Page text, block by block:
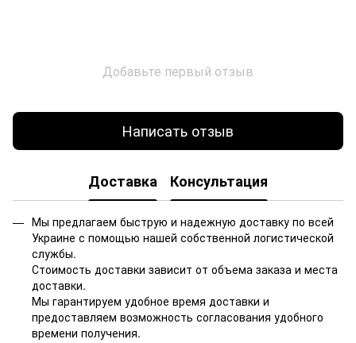
Добавьте первый отзыв
Написать отзыв
Доставка Консультация
Мы предлагаем быструю и надежную доставку по всей
Украине с помощью нашей собственной логистической
службы.
Стоимость доставки зависит от объема заказа и места
доставки.
Мы гарантируем удобное время доставки и
предоставляем возможность согласования удобного
времени получения.